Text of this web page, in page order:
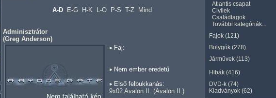
A-D
E-G H-K L-O P-S T-Z Mind
Adminisztrátor
(Greg Anderson)
Faj:
Nem ember eredetű
Első felbukkanás:
9x02 Avalon II. (Avalon II.)
Atlantis csapat
Civilek
Családtagok
További kategóriák...
Fajok (121)
Bolygók (278)
Járművek (113)
Hibák (416)
DVD-k (74)
Kiadványok (62)